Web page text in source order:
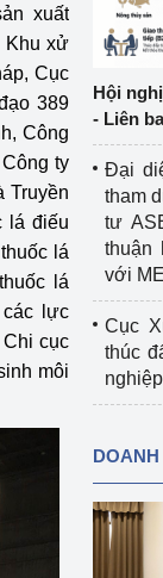
xuất
Khu xử
Cục
389
Công
ty
Truyền
lá điếu
lá
lá
các lực
cục
môi
Hội
- Liên
Đại
tham
tư
thuận
với
Cục
thúc